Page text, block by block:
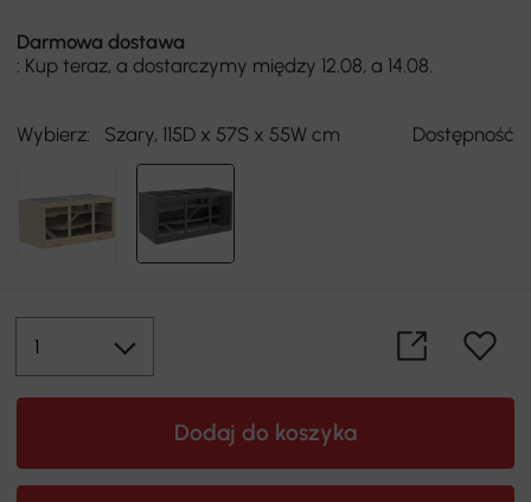
Darmowa dostawa
: Kup teraz, a dostarczymy między 12.08, a 14.08.
Wybierz: Szary, 115D x 57S x 55W cm Dostępność
Dodaj do koszyka